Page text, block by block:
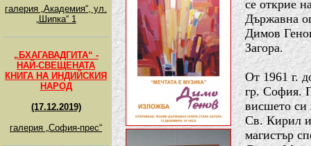
галерия „Академия“, ул.
„Шипка“ 1
„БХАГАВАДГИТА“ -
НАЙ-СВЕЩЕНАТА
КНИГА НА ИНДИЙСКИЯ
НАРОД
(17.12.2019)
галерия „София-прес“
се открие
Държавна
Димов
Загора.
От 1961 г.
гр. София.
висшето си
Св. Кирил
магистър